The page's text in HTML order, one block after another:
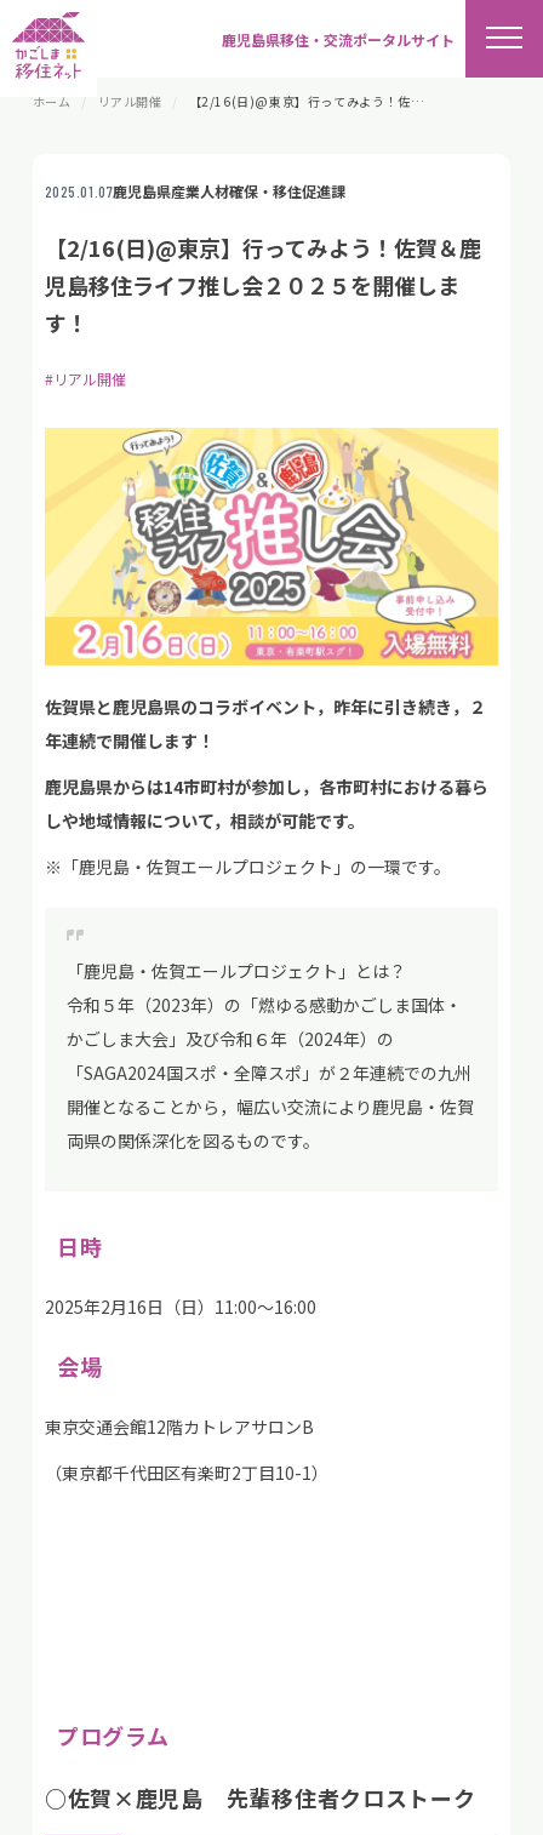
鹿児島県移住・交流ポータルサイト
ホーム リアル開催 【2/16(日)@東京】行ってみよう！佐賀＆鹿児島移住ライフ推し会２０２５を開催します！
2025.01.07鹿児島県産業人材確保・移住促進課
【2/16(日)@東京】行ってみよう！佐賀＆鹿
児島移住ライフ推し会２０２５を開催しま
す！
#リアル開催
佐賀県と鹿児島県のコラボイベント，昨年に引き続き，２
年連続で開催します！
鹿児島県からは14市町村が参加し，各市町村における暮ら
しや地域情報について，相談が可能です。
※「鹿児島・佐賀エールプロジェクト」の一環です。
「鹿児島・佐賀エールプロジェクト」とは？
令和５年（2023年）の「燃ゆる感動かごしま国体・
かごしま大会」及び令和６年（2024年）の
「SAGA2024国スポ・全障スポ」が２年連続での九州
開催となることから，幅広い交流により鹿児島・佐賀
両県の関係深化を図るものです。
日時
2025年2月16日（日）11:00～16:00
会場
東京交通会館12階カトレアサロンB
（東京都千代田区有楽町2丁目10-1）
プログラム
○佐賀×鹿児島 先輩移住者クロストーク